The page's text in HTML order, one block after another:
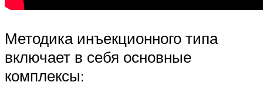
Методика инъекционного типа
включает в себя основные
комплексы: